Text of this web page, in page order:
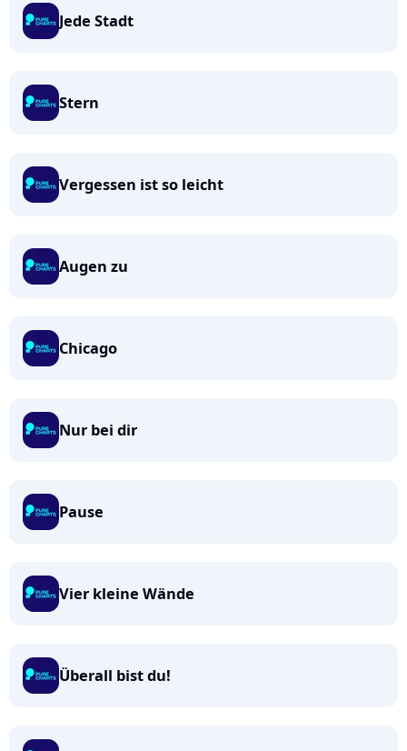
Jede Stadt
Stern
Vergessen ist so leicht
Augen zu
Chicago
Nur bei dir
Pause
Vier kleine Wände
Überall bist du!